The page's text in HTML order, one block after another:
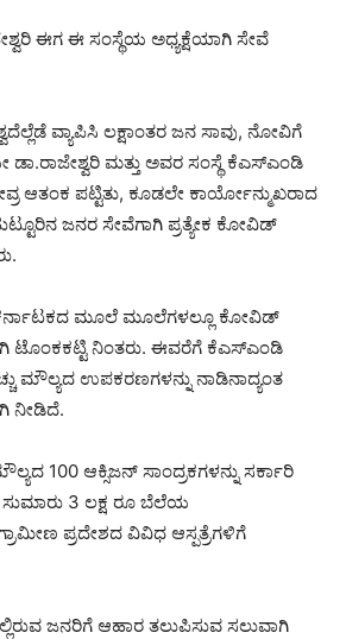
ಈಗ ಈ ಸಂಸ್ಥೆಯ ಅಧ್ಯಕ್ಷೆಯಾಗಿ ಸೇವೆ
ವ್ಯಾಪಿಸಿ ಲಕ್ಷಾಂತರ ಜನ ಸಾವು, ನೋವಿಗೆ
ಮತ್ತು ಅವರ ಸಂಸ್ಥೆ ಕೆಎಸ್‍ಎಂಡಿ
ಆತಂಕ ಪಟ್ಟಿತು, ಕೂಡಲೇ ಕಾರ್ಯೋನ್ಮುಖರಾದ
ಜನರ ಸೇವೆಗಾಗಿ ಪ್ರತ್ಯೇಕ ಕೋವಿಡ್
ಮೂಲೆ ಮೂಲೆಗಳಲ್ಲೂ ಕೋವಿಡ್
ಟೊಂಕಕಟ್ಟಿ ನಿಂತರು. ಈವರೆಗೆ ಕೆಎಸ್‍ಎಂಡಿ
ಮೌಲ್ಯದ ಉಪಕರಣಗಳನ್ನು ನಾಡಿನಾದ್ಯಂತ
ನೀಡಿದೆ.
100 ಆಕ್ಸಿಜನ್ ಸಾಂದ್ರಕಗಳನ್ನು ಸರ್ಕಾರಿ
ಸುಮಾರು 3 ಲಕ್ಷ ರೂ ಬೆಲೆಯ
ಪ್ರದೇಶದ ವಿವಿಧ ಆಸ್ಪತ್ರೆಗಳಿಗೆ
ಜನರಿಗೆ ಆಹಾರ ತಲುಪಿಸುವ ಸಲುವಾಗಿ